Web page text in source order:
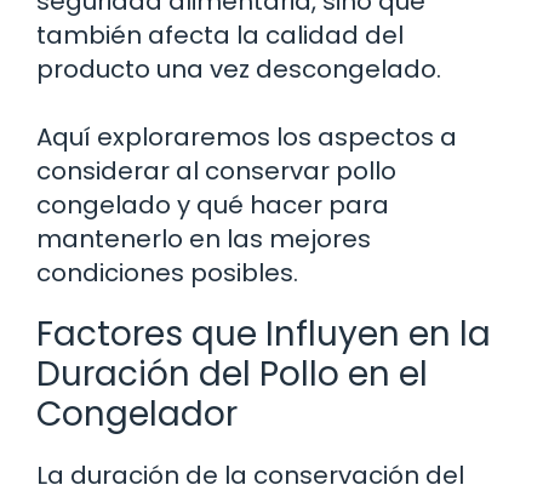
también afecta la calidad del
producto una vez descongelado.
Aquí exploraremos los aspectos a
considerar al conservar pollo
congelado y qué hacer para
mantenerlo en las mejores
condiciones posibles.
Factores que Influyen en la
Duración del Pollo en el
Congelador
La duración de la conservación del